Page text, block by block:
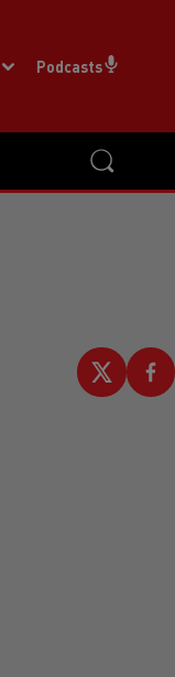
Podcasts